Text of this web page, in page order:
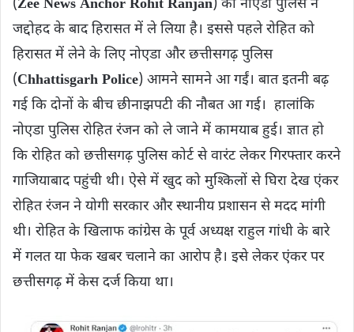
(Zee News Anchor Rohit Ranjan) को नोएडा पुलिस ने
जद्दोहद के बाद हिरासत में ले लिया है। इससे पहले रोहित को
हिरासत में लेने के लिए नोएडा और छत्तीसगढ़ पुलिस
(Chhattisgarh Police) आमने सामने आ गईं। बात इतनी बढ़
गई कि दोनों के बीच छीनाझपटी की नौबत आ गई। हालांकि
नोएडा पुलिस रोहित रंजन को ले जाने में कामयाब हुई। ज्ञात हो
कि रोहित को छत्तीसगढ़ पुलिस कोर्ट से वारंट लेकर गिरफ्तार करने
गाजियाबाद पहुंची थी। ऐसे में खुद को मुश्किलों से घिरा देख एंकर
रोहित रंजन ने योगी सरकार और स्थानीय प्रशासन से मदद मांगी
थी। रोहित के खिलाफ कांग्रेस के पूर्व अध्यक्ष राहुल गांधी के बारे
में गलत या फेक खबर चलाने का आरोप है। इसे लेकर एंकर पर
छत्तीसगढ़ में केस दर्ज किया था।